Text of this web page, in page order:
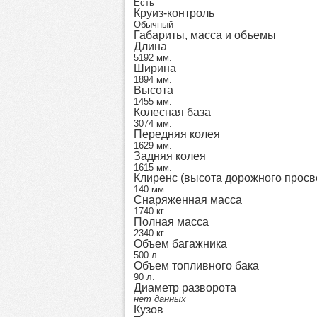
Есть
Круиз-контроль
Обычный
Габариты, масса и объемы
Длина
5192 мм.
Ширина
1894 мм.
Высота
1455 мм.
Колесная база
3074 мм.
Передняя колея
1629 мм.
Задняя колея
1615 мм.
Клиренс (высота дорожного
140 мм.
Снаряженная масса
1740 кг.
Полная масса
2340 кг.
Объем багажника
500 л.
Объем топливного бака
90 л.
Диаметр разворота
нет данных
Кузов